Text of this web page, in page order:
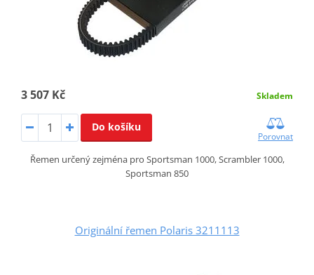
3 507 Kč Skladem
Do košíku
Porovnat
Řemen určený zejména pro Sportsman 1000, Scrambler 1000,
Sportsman 850
Originální řemen Polaris 3211113